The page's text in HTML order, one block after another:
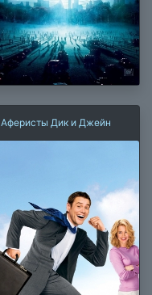
Аферисты Дик и Джейн